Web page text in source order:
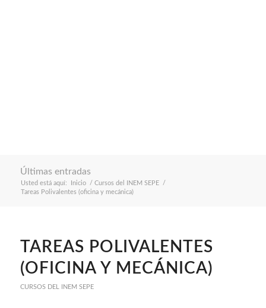
Últimas entradas
Usted está aquí: Inicio / Cursos del INEM SEPE
/
Tareas Polivalentes (oficina y mecánica)
TAREAS POLIVALENTES
(OFICINA Y MECÁNICA)
CURSOS DEL INEM SEPE